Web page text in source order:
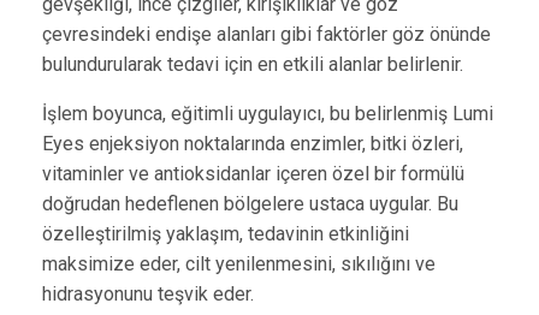
çevresindeki endişe alanları gibi faktörler göz önünde
bulundurularak tedavi için en etkili alanlar belirlenir.
İşlem boyunca, eğitimli uygulayıcı, bu belirlenmiş Lumi
Eyes enjeksiyon noktalarında enzimler, bitki özleri,
vitaminler ve antioksidanlar içeren özel bir formülü
doğrudan hedeflenen bölgelere ustaca uygular. Bu
özelleştirilmiş yaklaşım, tedavinin etkinliğini
maksimize eder, cilt yenilenmesini, sıkılığını ve
hidrasyonunu teşvik eder.